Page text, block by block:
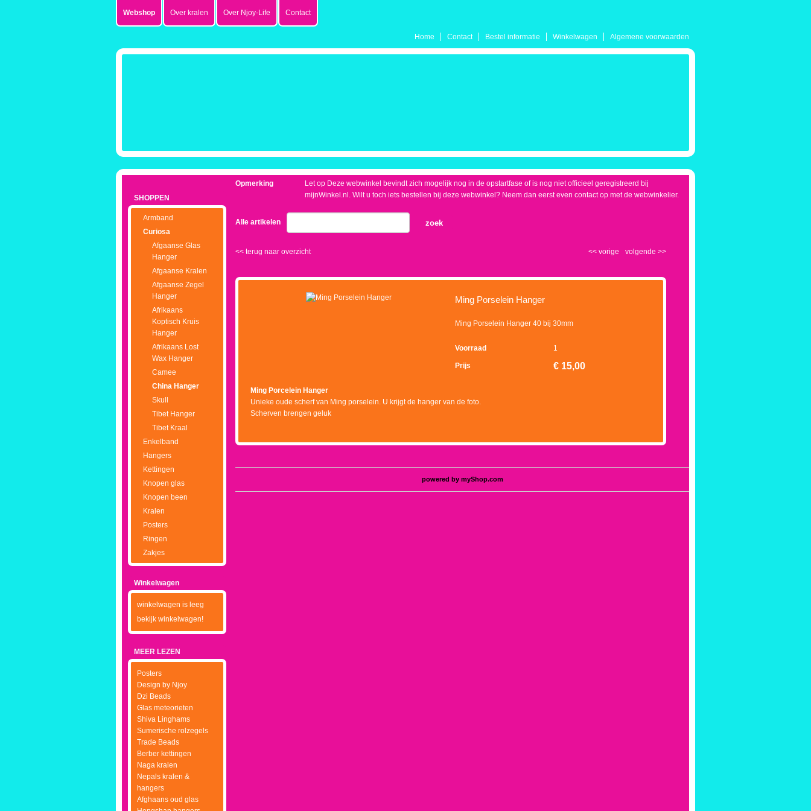
Home Contact Bestel informatie Winkelwagen Algemene voorwaarden
Webshop Over kralen Over Njoy-Life Contact
SHOPPEN
Armband
Curiosa
Afgaanse Glas
Hanger
Afgaanse Kralen
Afgaanse Zegel
Hanger
Afrikaans
Koptisch Kruis
Hanger
Afrikaans Lost
Wax Hanger
Camee
China Hanger
Skull
Tibet Hanger
Tibet Kraal
Enkelband
Hangers
Kettingen
Knopen glas
Knopen been
Kralen
Posters
Ringen
Zakjes
Winkelwagen
winkelwagen is leeg
bekijk winkelwagen!
MEER LEZEN
Posters
Design by Njoy
Dzi Beads
Glas meteorieten
Shiva Linghams
Sumerische rolzegels
Trade Beads
Berber kettingen
Naga kralen
Nepals kralen &
hangers
Afghaans oud glas
Opmerking
Let op Deze webwinkel bevindt zich mogelijk nog in de opstartfase of is nog niet officieel geregistreerd bij
mijnWinkel.nl. Wilt u toch iets bestellen bij deze webwinkel? Neem dan eerst even contact op met de webwinkelier.
Alle artikelen zoek
<< terug naar overzicht volgende >>
<<vorige
Ming Porselein Hanger
Ming Porselein Hanger 40 bij 30mm
Voorraad 1
Prijs € 15,00
Ming Porcelein Hanger
Unieke oude scherf van Ming porselein. U krijgt de hanger van de foto.
Scherven brengen geluk
powered by myShop.com